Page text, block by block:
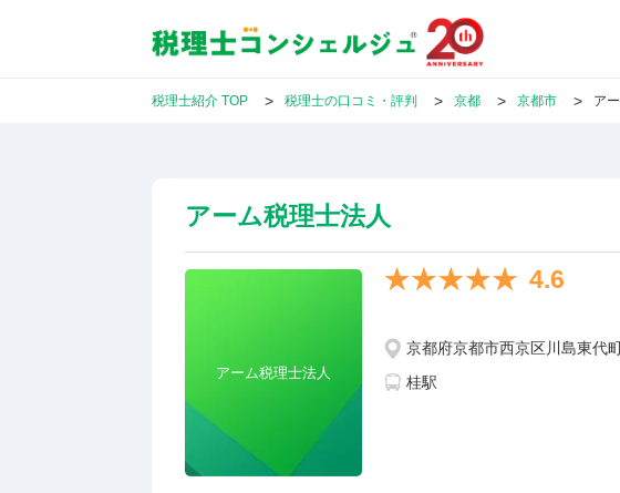
税理士紹介 TOP 税理士の口コミ・評判 京都 京都市 ア
アーム税理士法人
アーム税理士法人
4.6
京都府京都市西京区川島東代
桂駅